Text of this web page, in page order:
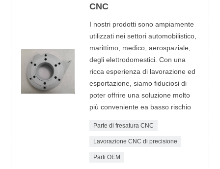
CNC
I nostri prodotti sono ampiamente
utilizzati nei settori automobilistico,
marittimo, medico, aerospaziale,
degli elettrodomestici. Con una
ricca esperienza di lavorazione ed
esportazione, siamo fiduciosi di
poter offrire una soluzione molto
più conveniente ea basso rischio
Parte di fresatura CNC
Lavorazione CNC di precisione
Parti OEM